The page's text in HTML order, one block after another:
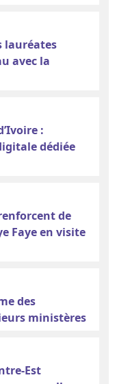
lauréates
avec la
:
dédiée
de
Faye en visite
des
ministères
Est